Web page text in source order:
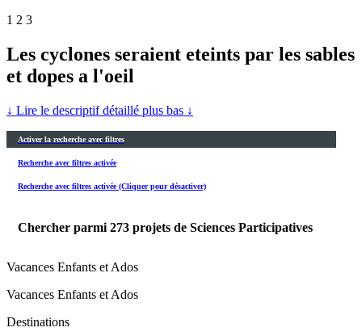
1 2 3
Les cyclones seraient eteints par les sables
et dopes a l'oeil
↓ Lire le descriptif détaillé plus bas ↓
Activer la recherche avec filtres
Recherche avec filtres activée
Recherche avec filtres activée (Cliquer pour désactiver)
Chercher parmi 273 projets de Sciences Participatives
Vacances Enfants et Ados
Vacances Enfants et Ados
Destinations